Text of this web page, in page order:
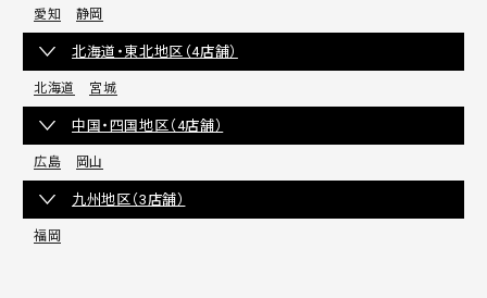
愛知 静岡
北海道・東北地区（4店舗）
北海道 宮城
中国・四国地区（4店舗）
広島 岡山
九州地区（3店舗）
福岡